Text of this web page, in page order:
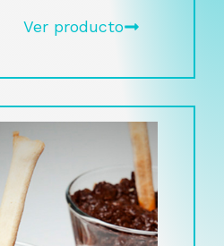
Ver producto